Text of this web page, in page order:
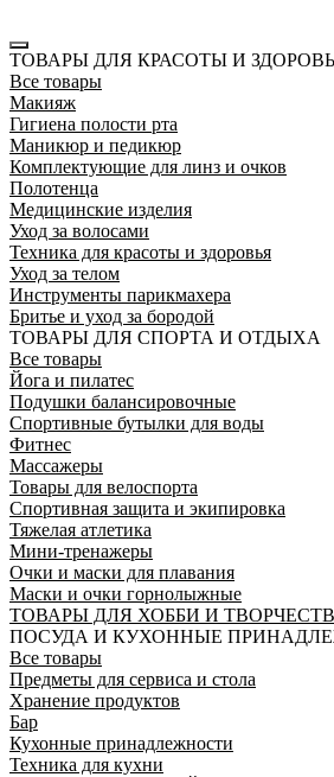
ТОВАРЫ ДЛЯ КРАСОТЫ И
Все товары
Макияж
Гигиена полости рта
Маникюр и педикюр
Комплектующие для линз и очков
Полотенца
Медицинские изделия
Уход за волосами
Техника для красоты и здоровья
Уход за телом
Инструменты парикмахера
Бритье и уход за бородой
ТОВАРЫ ДЛЯ СПОРТА И ОТДЫХА
Все товары
Йога и пилатес
Подушки балансировочные
Спортивные бутылки для воды
Фитнес
Массажеры
Товары для велоспорта
Спортивная защита и экипировка
Тяжелая атлетика
Мини-тренажеры
Очки и маски для плавания
Маски и очки горнолыжные
ТОВАРЫ ДЛЯ ХОББИ И
ПОСУДА И КУХОННЫЕ
Все товары
Предметы для сервиса и стола
Хранение продуктов
Бар
Кухонные принадлежности
Техника для кухни